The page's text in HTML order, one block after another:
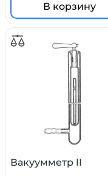
В корзину
Вакуумметр II